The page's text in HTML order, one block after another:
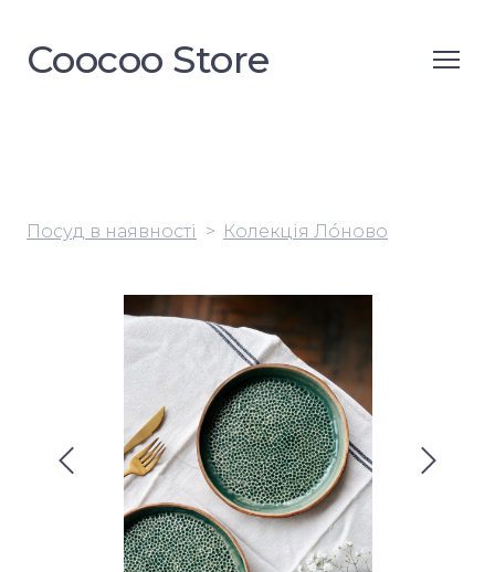
Coocoo Store
Посуд в наявності Колекція Лóново